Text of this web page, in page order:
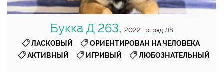
Букка Д 263, 2022 г.р, ряд Д8
ЛАСКОВЫЙ
ОРИЕНТИРОВАН НА ЧЕЛОВЕКА,
АКТИВНЫЙ ИГРИВЫЙ ЛЮБОЗНАТЕЛЬНЫЙ